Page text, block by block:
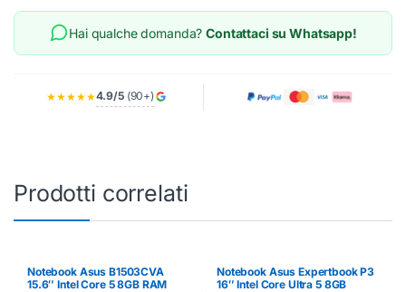
Hai qualche domanda?Contattaci su Whatsapp!
★★★★★4.9/5(90+)
Prodotti correlati
Notebook Asus B1503CVA
15.6″ Intel Core 5 8GB RAM
Notebook Asus Expertbook P3
16″ Intel Core Ultra 5 8GB